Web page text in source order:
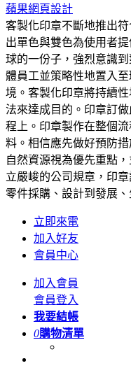
蘋果網頁設計
客製化印章不斷地推出
出單色與雙色為使用者
球的一份子，強烈意識
體員工並策略性地置入
境。客製化印章將持續
法來達成目的。印章訂
程上。印章製作在整個
料。相信應先做好預防
自然資源視為優先重點
立嚴峻的公司規章，印
零件採購、設計到發展、
立即來電
加入好友
會員中心
加入會員
會員登入
我要結帳
0購物清單